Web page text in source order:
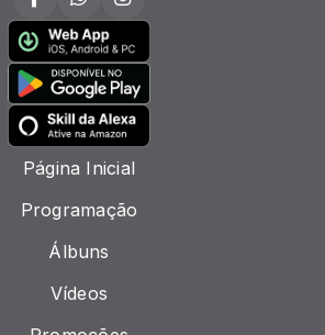
Página Inicial
Programação
Álbuns
Vídeos